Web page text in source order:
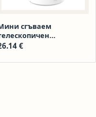
сгъваем
DECAKILA,
€
количката